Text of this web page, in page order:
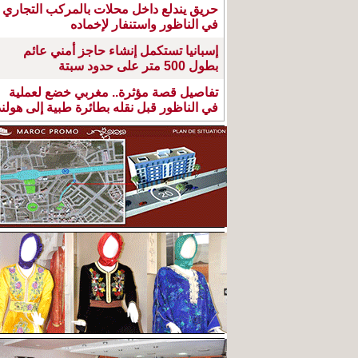
حريق يندلع داخل محلات بالمركب التجاري
في الناظور واستنفار لإخماده
إسبانيا تستكمل إنشاء حاجز أمني عائم
بطول 500 متر على حدود سبتة
تفاصيل قصة مؤثرة.. مغربي خضع لعملية
في الناظور قبل نقله بطائرة طبية إلى